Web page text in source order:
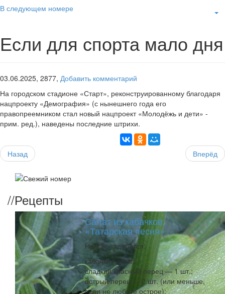
В следующем номере
Если для спорта мало дня
03.06.2025, 2877, Добавить комментарий
На городском стадионе «Старт», реконструированному благодаря
нацпроекту «Демография» (с нынешнего года его
правопреемником стал новый нацпроект «Молодёжь и дети» -
прим. ред.), наведены последние штрихи.
Назад Вперёд
//Рецепты
Салат из кабачков
«Татарская песня»
Нам понадобится:
кабачки — 2 кг;
сладкий красный перец — 1 шт.;
острый перец — 2 шт. (или меньше,
если не любите острое);